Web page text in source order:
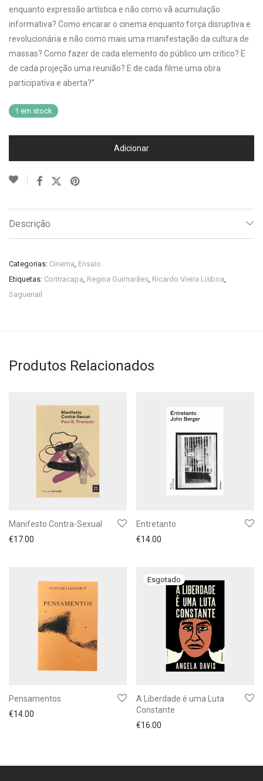
enquanto expressão artística e não como vã acumulação
informativa? Como encarar o cinema enquanto força disruptiva e
revolucionária e não como mais uma manifestação da cultura de
massas? Como fazer de cada elemento do público um crítico? E
de cada projeção uma reunião? E de cada filme uma obra
participativa e aberta?”
1 em stock
Adicionar
Descrição
Categorias: Cinema, Ensaio
Etiquetas: Contracapa, Regina Guimarães, Ricardo Vieira Lisboa,
Saguenail
Produtos Relacionados
Manifesto Contra-Sexual
€17.00
Entretanto
€14.00
Pensamentos
€14.00
A Liberdade é uma Luta
Constante
€16.00